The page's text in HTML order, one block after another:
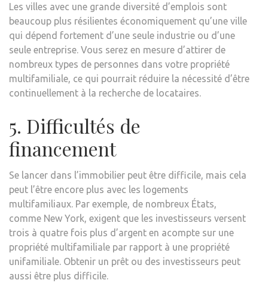
Les villes avec une grande diversité d’emplois sont
beaucoup plus résilientes économiquement qu’une ville
qui dépend fortement d’une seule industrie ou d’une
seule entreprise. Vous serez en mesure d’attirer de
nombreux types de personnes dans votre propriété
multifamiliale, ce qui pourrait réduire la nécessité d’être
continuellement à la recherche de locataires.
5. Difficultés de
financement
Se lancer dans l’immobilier peut être difficile, mais cela
peut l’être encore plus avec les logements
multifamiliaux. Par exemple, de nombreux États,
comme New York, exigent que les investisseurs versent
trois à quatre fois plus d’argent en acompte sur une
propriété multifamiliale par rapport à une propriété
unifamiliale. Obtenir un prêt ou des investisseurs peut
aussi être plus difficile.